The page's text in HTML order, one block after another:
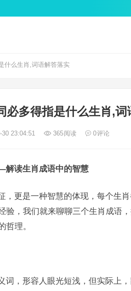
什么生肖,词语解答落实
必多得指是什么生肖,词
30 23:04:51 365阅读 0评论
读生肖成语中的智慧
，更是一种智慧的体现，每个生
验，我们就来聊聊三个生肖成语
哲理。
词，形容人眼光短浅，但实际上